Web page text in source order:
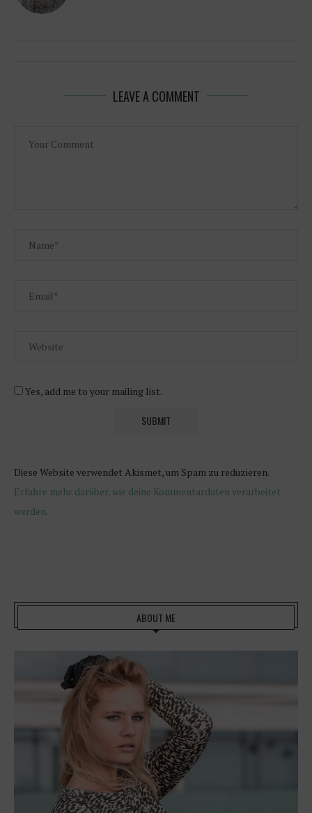
LEAVE A COMMENT
Yes, add me to your mailing list.
Diese Website verwendet Akismet, um Spam zu reduzieren.
Erfahre mehr darüber, wie deine Kommentardaten verarbeitet
werden.
ABOUT ME